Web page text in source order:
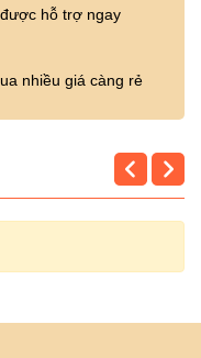
hỗ trợ ngay
nhiều giá càng rẻ